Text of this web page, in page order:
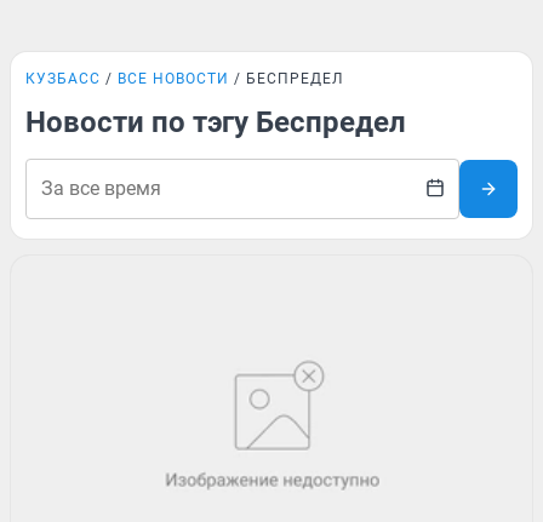
КУЗБАСС ВСЕ НОВОСТИ БЕСПРЕДЕЛ
Новости по тэгу Беспредел